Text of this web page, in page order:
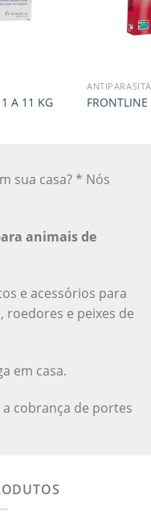
A 11 KG
sua casa? * Nós
animais de
e acessórios para
roedores e peixes de
em casa.
cobrança de portes